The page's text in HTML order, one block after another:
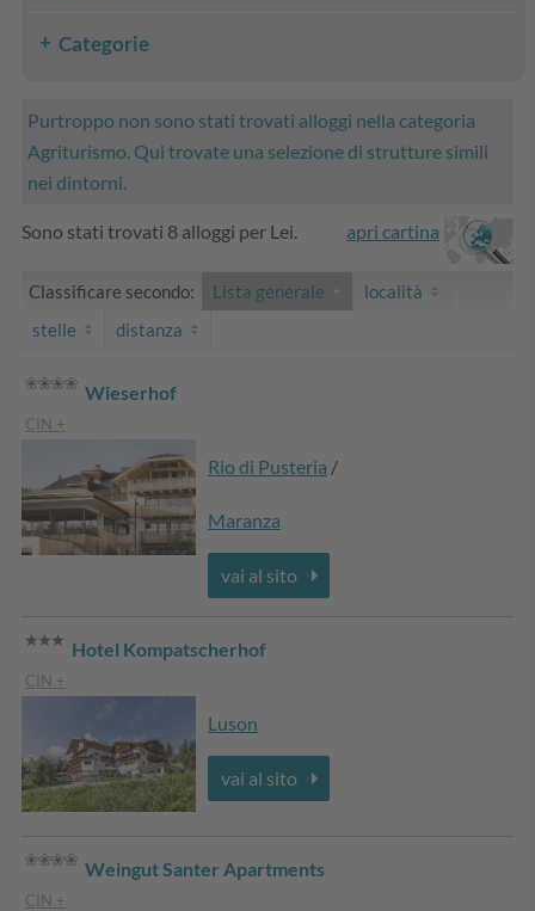
Categorie
Purtroppo non sono stati trovati alloggi nella categoria
Agriturismo. Qui trovate una selezione di strutture simili
nei dintorni.
apri cartina
Sono stati trovati 8 alloggi per Lei.
Classificare secondo: Lista generale
località
stelle
distanza
Wieserhof
CIN +
Rio di Pusteria /
Maranza
vai al sito
Hotel Kompatscherhof
CIN +
Luson
vai al sito
Weingut Santer Apartments
CIN +